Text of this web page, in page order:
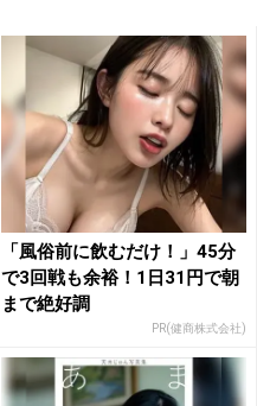
「風俗前に飲むだけ！」45分
で3回戦も余裕！1日31円で朝
まで絶好調
PR(健商株式会社)